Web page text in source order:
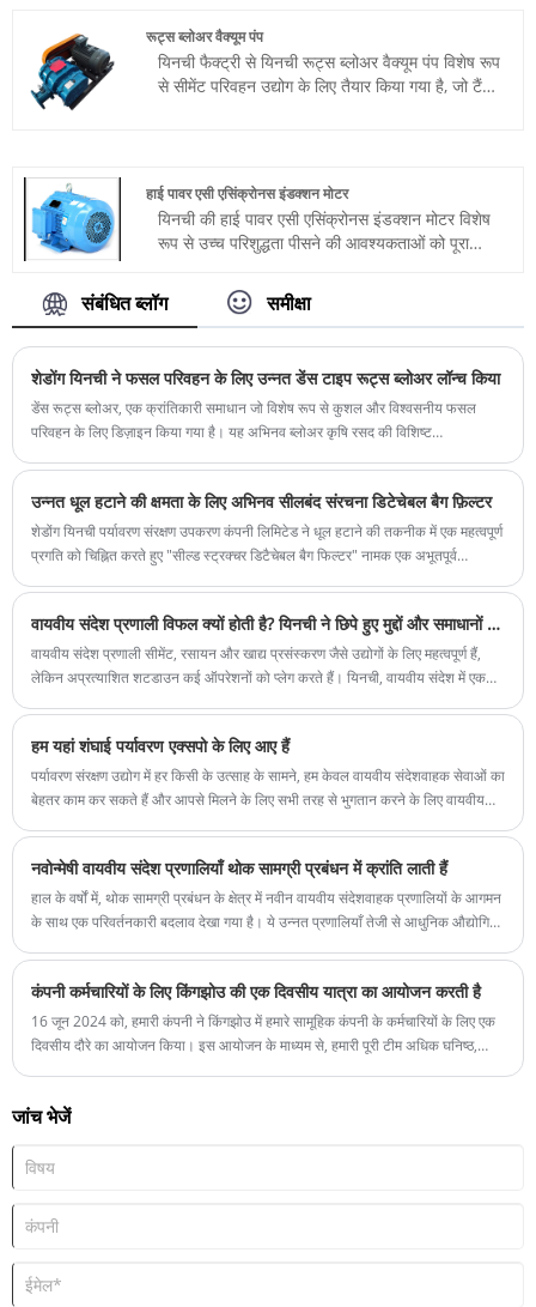
अनुकूलित किया जा सकता है।
रूट्स ब्लोअर वैक्यूम पंप
यिनची फैक्ट्री से यिनची रूट्स ब्लोअर वैक्यूम पंप विशेष रूप
से सीमेंट परिवहन उद्योग के लिए तैयार किया गया है, जो टैंक
रूट्स ब्लोअर तकनीक का उपयोग करता है।
हाई पावर एसी एसिंक्रोनस इंडक्शन मोटर
यिनची की हाई पावर एसी एसिंक्रोनस इंडक्शन मोटर विशेष
रूप से उच्च परिशुद्धता पीसने की आवश्यकताओं को पूरा
स्थायित्व और उच्च दक्षता है, जो सुचारू पीसने की प्रक्रिया
सुनिश्चित करने के लिए स्थिर बिजली उत्पादन प्रदान करती
संबंधित ब्लॉग समीक्षा
शेडोंग यिनची ने फसल परिवहन के लिए उन्नत डेंस टाइप रूट्स ब्लोअर लॉन्च किया
डेंस रूट्स ब्लोअर, एक क्रांतिकारी समाधान जो विशेष रूप से कुशल और विश्वसनीय फसल
परिवहन के लिए डिज़ाइन किया गया है। यह अभिनव ब्लोअर कृषि रसद की विशिष्ट
उन्नत धूल हटाने की क्षमता के लिए अभिनव सीलबंद संरचना डिटेचेबल बैग फ़िल्टर
शेडोंग यिनची पर्यावरण संरक्षण उपकरण कंपनी लिमिटेड ने धूल हटाने की तकनीक में एक महत्वपूर्ण
प्रगति को चिह्नित करते हुए "सील्ड स्ट्रक्चर डिटैचेबल बैग फिल्टर" नामक एक अभूतपूर्व
वायवीय संदेश प्रणाली विफल क्यों होती है? यिनची ने छिपे हुए मुद्दों और समाधानों का खुलासा किया
वायवीय संदेश प्रणाली सीमेंट, रसायन और खाद्य प्रसंस्करण जैसे उद्योगों के लिए महत्वपूर्ण हैं,
लेकिन अप्रत्याशित शटडाउन कई ऑपरेशनों को प्लेग करते हैं। यिनची, वायवीय संदेश में एक
हम यहां शंघाई पर्यावरण एक्सपो के लिए आए हैं
पर्यावरण संरक्षण उद्योग में हर किसी के उत्साह के सामने, हम केवल वायवीय संदेशवाहक सेवाओं का
बेहतर काम कर सकते हैं और आपसे मिलने के लिए सभी तरह से भुगतान करने के लिए वायवीय
नवोन्मेषी वायवीय संदेश प्रणालियाँ थोक सामग्री प्रबंधन में क्रांति लाती हैं
हाल के वर्षों में, थोक सामग्री प्रबंधन के क्षेत्र में नवीन वायवीय संदेशवाहक प्रणालियों के आगमन
के साथ एक परिवर्तनकारी बदलाव देखा गया है। ये उन्नत प्रणालियाँ तेजी से आधुनिक औद्योगिक
कंपनी कर्मचारियों के लिए किंगझोउ की एक दिवसीय यात्रा का आयोजन करती है
16 जून 2024 को, हमारी कंपनी ने किंगझोउ में हमारे सामूहिक कंपनी के कर्मचारियों के लिए एक
दिवसीय दौरे का आयोजन किया। इस आयोजन के माध्यम से, हमारी पूरी टीम अधिक घनिष्ठ,
जांच भेजें